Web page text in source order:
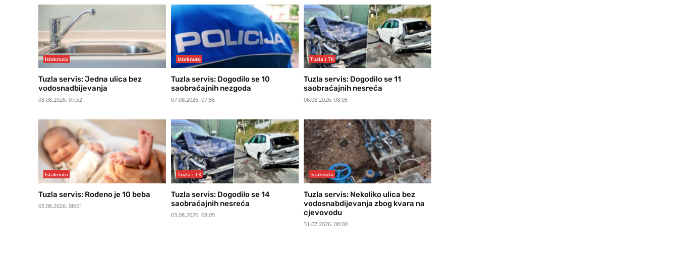
Istaknuto
Tuzla servis: Jedna ulica bez
vodosnadbijevanja
08.08.2026. 07:52
Istaknuto
Tuzla servis: Dogodilo se 10
saobraćajnih nezgoda
07.08.2026. 07:56
Tuzla i TK
Tuzla servis: Dogodilo se 11
saobraćajnih nesreća
06.08.2026. 08:05
Istaknuto
Tuzla servis: Rođeno je 10 beba
05.08.2026. 08:01
Tuzla i TK
Tuzla servis: Dogodilo se 14
saobraćajnih nesreća
03.08.2026. 08:05
Istaknuto
Tuzla servis: Nekoliko ulica bez
vodosnabdijevanja zbog kvara na
cjevovodu
31.07.2026. 08:00